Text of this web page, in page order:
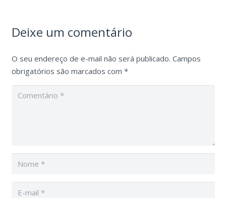
Deixe um comentário
O seu endereço de e-mail não será publicado. Campos
obrigatórios são marcados com *